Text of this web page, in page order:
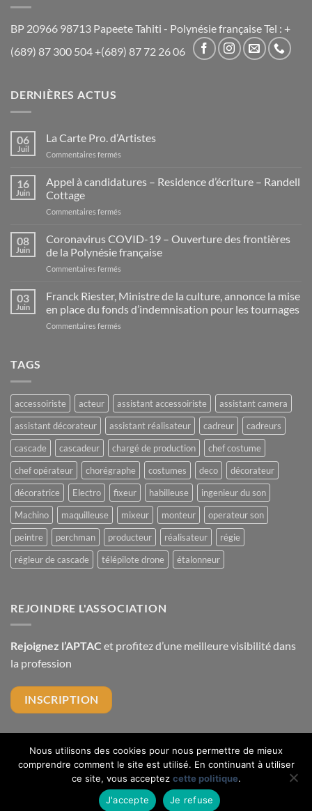
BP 20966 98713 Papeete Tahiti - Polynésie française Tel : +
(689) 87 300 504 +(689) 87 72 26 06
DERNIÈRES ACTUS
06
Juil
La Carte Pro. d’Artistes
Commentaires fermés
Carte
Pro.
16
Juin
Appel à candidatures – Residence d’écriture – Randell
Cottage
Commentaires fermés
à
candidatures
–
–
Randell
08
Juin
Coronavirus COVID-19 – Ouverture des frontières
de la Polynésie française
Commentaires fermés
COVID-
19
–
française
03
Juin
Franck Riester, Ministre de la culture, annonce la mise
en place du fonds d’indemnisation pour les tournages
Commentaires fermés
culture,
annonce
la
mise
place
du
fonds
d’indemnisation
pour
les
tournages
TAGS
accessoiriste acteur assistant accessoiriste
assistant camera
assistant décorateur
assistant réalisateur cadreur
cadreurs
cascade
cascadeur chargé de production
chef costume
chef opérateur
chorégraphe costumes deco
décorateur
décoratrice
Electro fixeur habilleuse
ingenieur du son
Machino
maquilleuse mixeur monteur
operateur son
peintre
perchman producteur réalisateur
régie
régleur de cascade
télépilote drone étalonneur
REJOINDRE L'ASSOCIATION
Rejoignez l’APTAC et profitez d’une meilleure visibilité dans
la profession
INSCRIPTION
Aptac-Mentions légales- Réalisé par Fabrice
Charleux
Nous utilisons des cookies pour nous permettre de mieux
comprendre comment le site est utilisé. En continuant à utiliser
ce site, vous acceptez cette politique.
J'accepte
Je refuse